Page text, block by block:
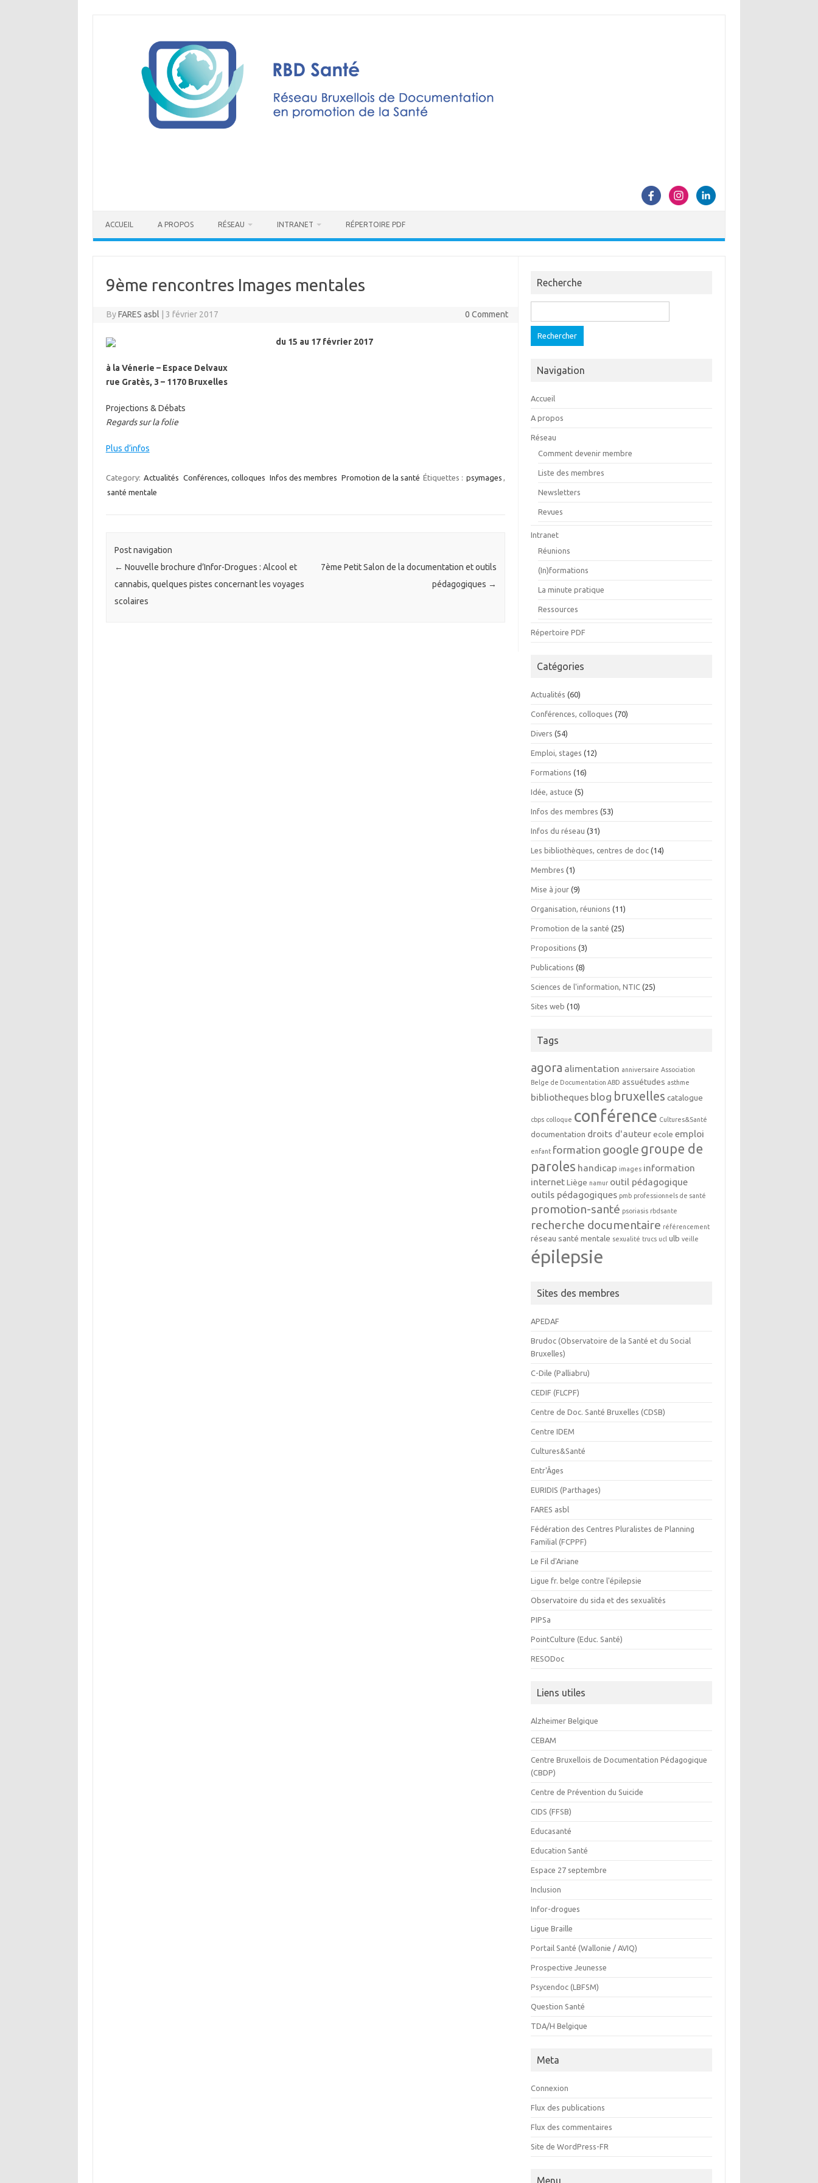
ACCUEIL A PROPOS RÉSEAU INTRANET RÉPERTOIRE PDF
9ème rencontres Images mentales
ByFARES asbl 3 février 2017 0 Comment
du 15 au 17 février 2017
à la Vénerie – Espace Delvaux
rue Gratès, 3 – 1170 Bruxelles
Projections & Débats
Regards sur la folie
Plus d’infos
Category: Actualités Conférences, colloques Infos des membres Promotion de la santé Étiquettes : psymages ,
santé mentale
Post navigation
← Nouvelle brochure d’Infor-Drogues : Alcool et
cannabis, quelques pistes concernant les voyages
scolaires
7ème Petit Salon de la documentation et outils
pédagogiques →
Recherche
Navigation
Accueil
A propos
Réseau
Comment devenir membre
Liste des membres
Newsletters
Revues
Intranet
Réunions
(In)formations
La minute pratique
Ressources
Répertoire PDF
Catégories
Actualités (60)
Conférences, colloques (70)
Divers (54)
Emploi, stages (12)
Formations (16)
Idée, astuce (5)
Infos des membres (53)
Infos du réseau (31)
Les bibliothèques, centres de doc (14)
Membres (1)
Mise à jour (9)
Organisation, réunions (11)
Promotion de la santé (25)
Propositions (3)
Publications (8)
Sciences de l'information, NTIC (25)
Sites web (10)
Tags
agora alimentation anniversaire Association
Belge de Documentation ABD assuétudes asthme
bibliotheques blog bruxelles catalogue
cbps colloque conférence Cultures&Santé
documentation droits d'auteur ecole emploi
enfant formation google groupe de
paroles handicap images information
internet Liège namur outil pédagogique
outils pédagogiques pmb professionnels de santé
promotion-santé psoriasis rbdsante
recherche documentaire référencement
réseau santé mentale sexualité trucs ucl ulb veille
épilepsie
Sites des membres
APEDAF
Brudoc (Observatoire de la Santé et du Social
Bruxelles)
C-Dile (Palliabru)
CEDIF (FLCPF)
Centre de Doc. Santé Bruxelles (CDSB)
Centre IDEM
Cultures&Santé
Entr'Âges
EURIDIS (Parthages)
FARES asbl
Fédération des Centres Pluralistes de Planning
Familial (FCPPF)
Le Fil d'Ariane
Ligue fr. belge contre l'épilepsie
Observatoire du sida et des sexualités
PIPSa
PointCulture (Educ. Santé)
RESODoc
Liens utiles
Alzheimer Belgique
CEBAM
Centre Bruxellois de Documentation Pédagogique
(CBDP)
Centre de Prévention du Suicide
CIDS (FFSB)
Educasanté
Education Santé
Espace 27 septembre
Inclusion
Infor-drogues
Ligue Braille
Portail Santé (Wallonie / AVIQ)
Prospective Jeunesse
Psycendoc (LBFSM)
Question Santé
TDA/H Belgique
Meta
Connexion
Flux des publications
Flux des commentaires
Site de WordPress-FR